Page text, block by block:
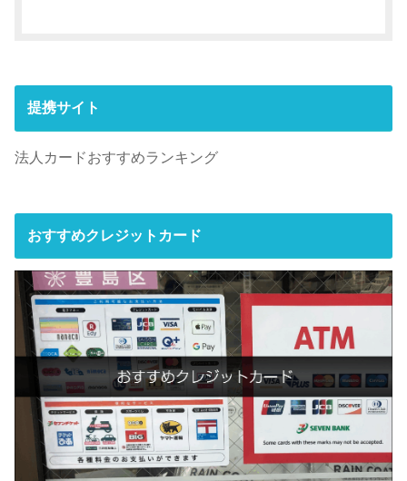
提携サイト
法人カードおすすめランキング
おすすめクレジットカード